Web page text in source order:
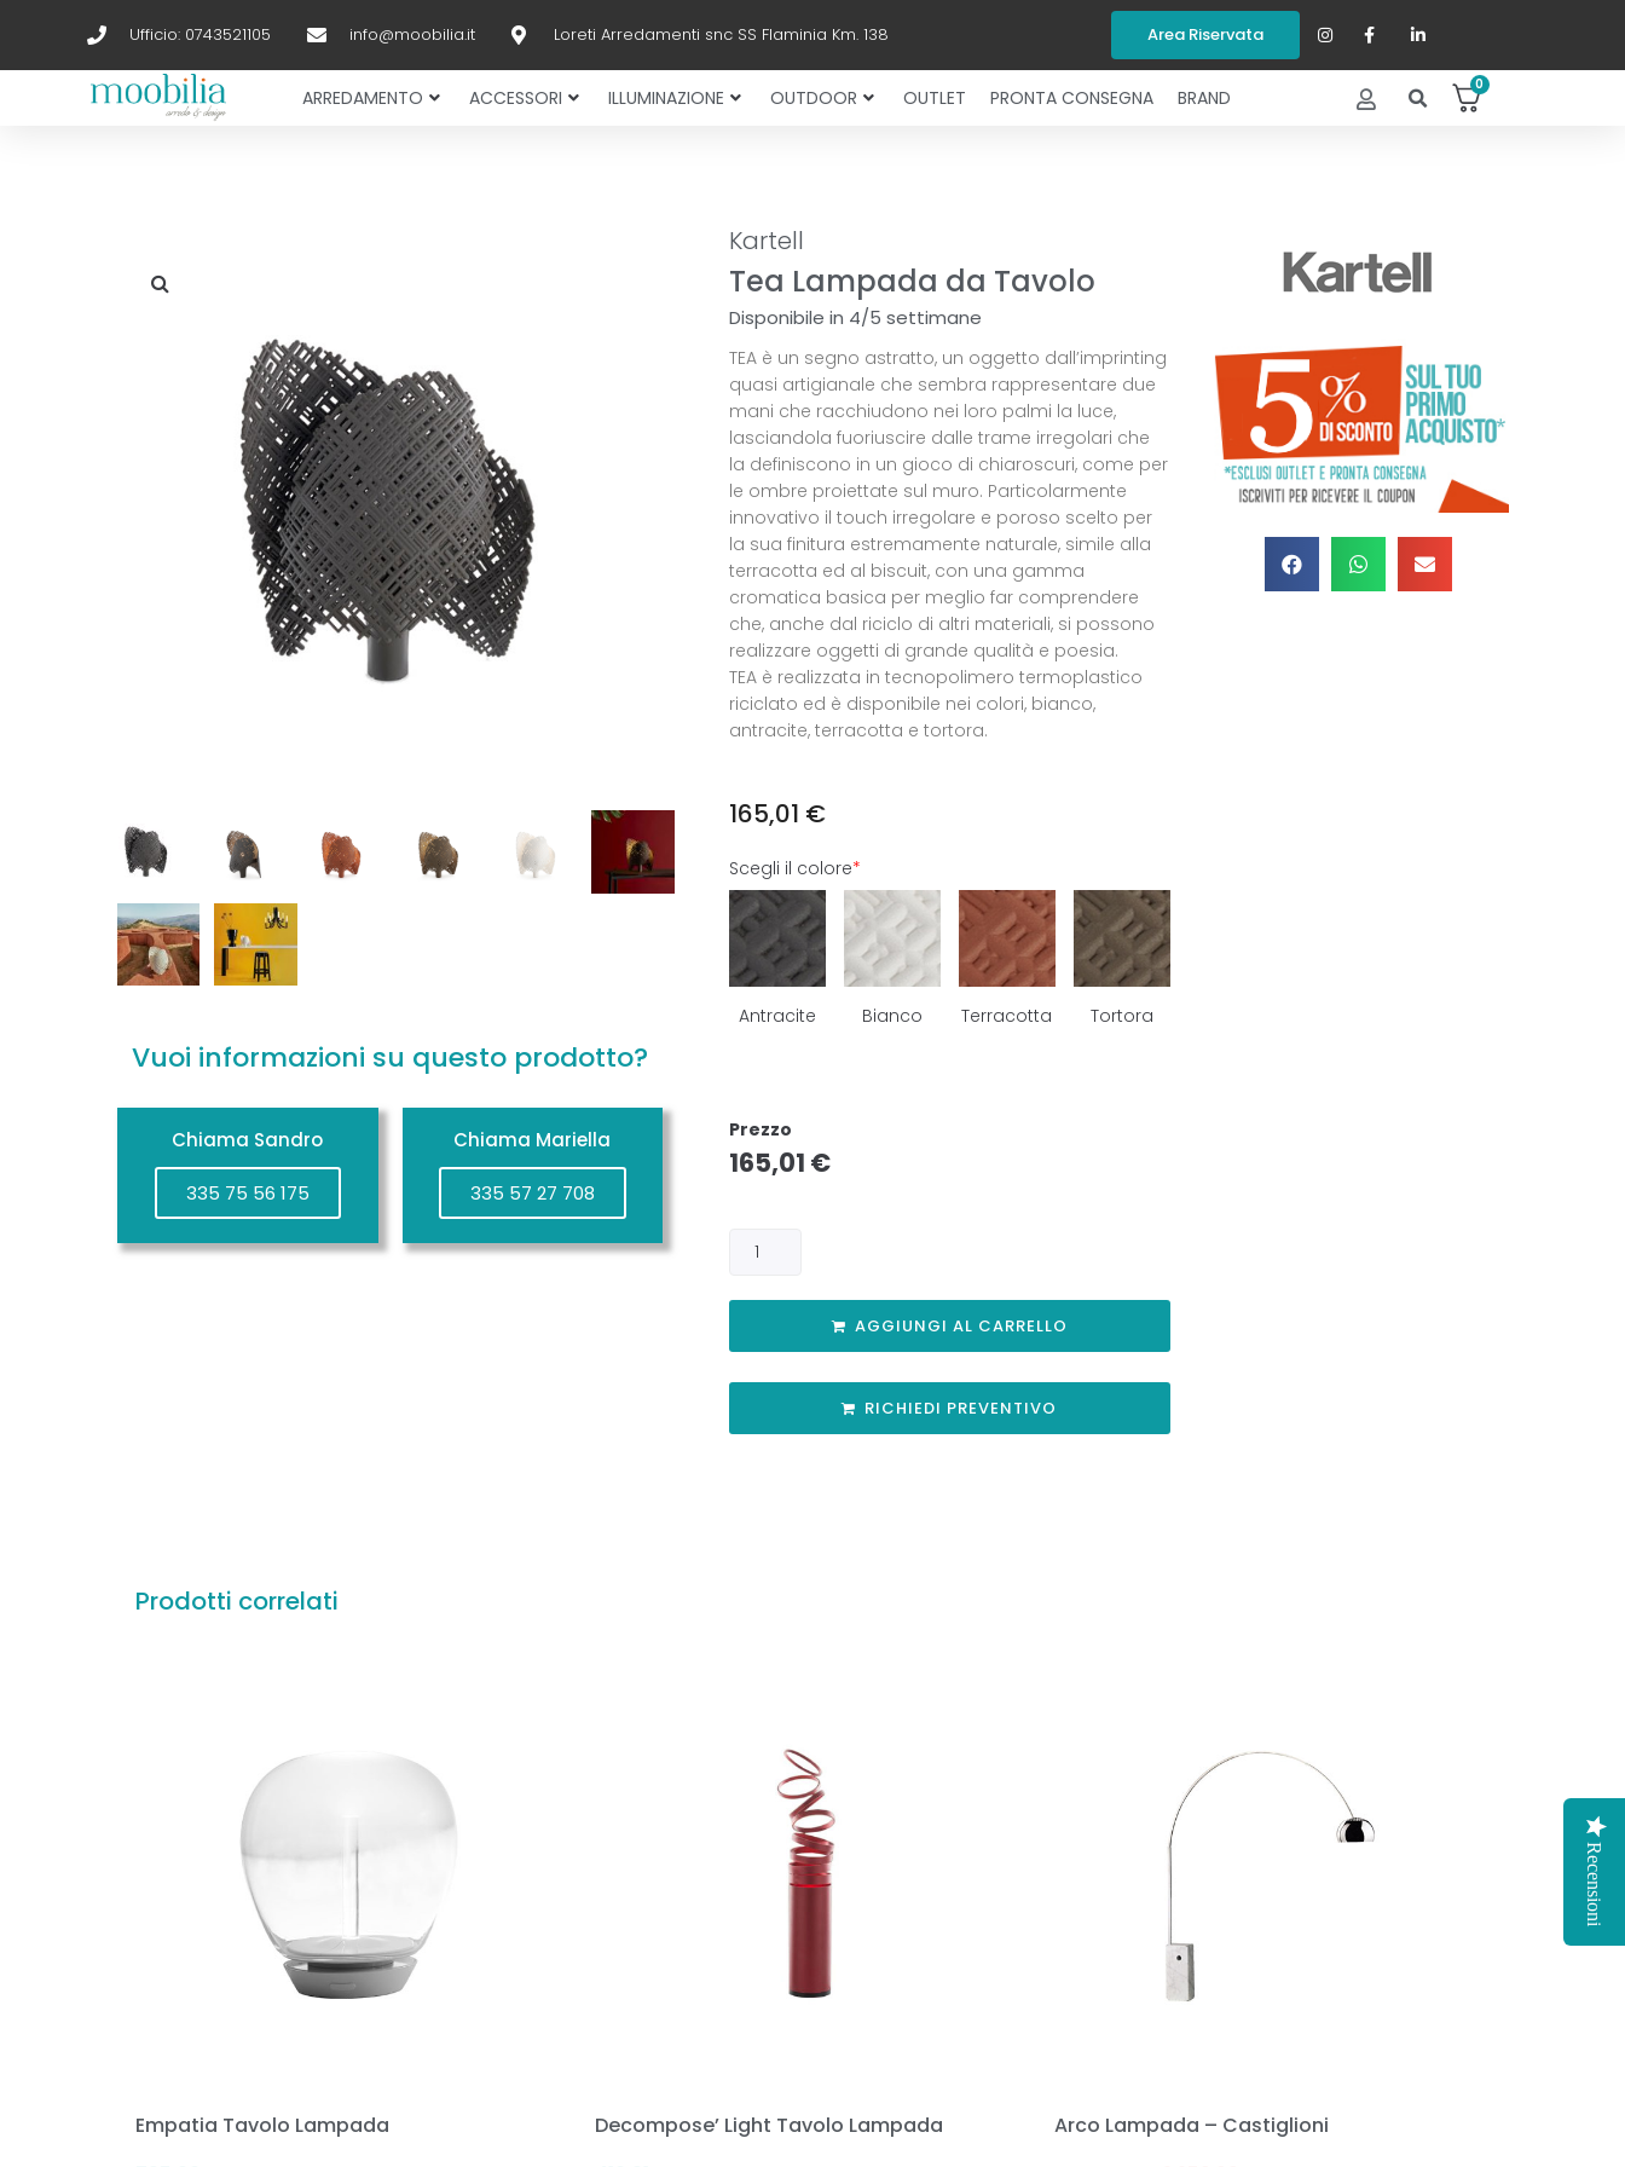
Ufficio: 0743521105 info@moobilia.it Loreti Arredamenti snc SS Flaminia Km. 138 Area Riservata
ARREDAMENTO ACCESSORI ILLUMINAZIONE OUTDOOR OUTLET PRONTA CONSEGNA BRAND
0
Vuoi informazioni su questo prodotto?
Chiama Sandro
335 75 56 175
Chiama Mariella
335 57 27 708
Kartell
Tea Lampada da Tavolo
Disponibile in 4/5 settimane
TEA è un segno astratto, un oggetto dall’imprinting
quasi artigianale che sembra rappresentare due
mani che racchiudono nei loro palmi la luce,
lasciandola fuoriuscire dalle trame irregolari che
la definiscono in un gioco di chiaroscuri, come per
le ombre proiettate sul muro. Particolarmente
innovativo il touch irregolare e poroso scelto per
la sua finitura estremamente naturale, simile alla
terracotta ed al biscuit, con una gamma
cromatica basica per meglio far comprendere
che, anche dal riciclo di altri materiali, si possono
realizzare oggetti di grande qualità e poesia.
TEA è realizzata in tecnopolimero termoplastico
riciclato ed è disponibile nei colori, bianco,
antracite, terracotta e tortora.
165,01 €
Scegli il colore*
Antracite Bianco Terracotta Tortora
Prezzo
165,01 €
AGGIUNGI AL CARRELLO
RICHIEDI PREVENTIVO
Prodotti correlati
Empatia Tavolo Lampada
Decompose’ Light Tavolo Lampada
Arco Lampada – Castiglioni
Recensioni